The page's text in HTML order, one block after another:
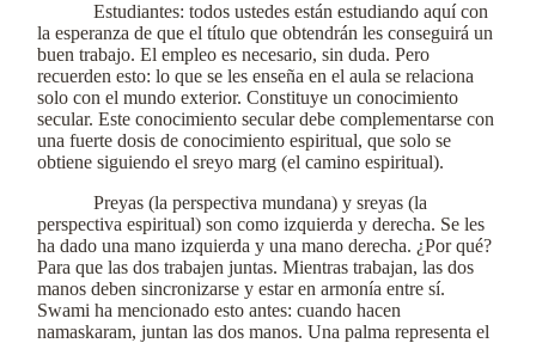
Estudiantes: todos ustedes están estudiando aquí con
la esperanza de que el título que obtendrán les conseguirá un
buen trabajo. El empleo es necesario, sin duda. Pero
recuerden esto: lo que se les enseña en el aula se relaciona
solo con el mundo exterior. Constituye un conocimiento
secular. Este conocimiento secular debe complementarse con
una fuerte dosis de conocimiento espiritual, que solo se
obtiene siguiendo el sreyo marg (el camino espiritual).
Preyas (la perspectiva mundana) y sreyas (la
perspectiva espiritual) son como izquierda y derecha. Se les
ha dado una mano izquierda y una mano derecha. ¿Por qué?
Para que las dos trabajen juntas. Mientras trabajan, las dos
manos deben sincronizarse y estar en armonía entre sí.
Swami ha mencionado esto antes: cuando hacen
namaskaram, juntan las dos manos. Una palma representa el